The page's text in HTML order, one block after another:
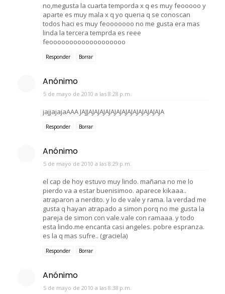
no,megusta la cuarta temporda x q es muy feooooo y
aparte es muy mala x q yo queria q se conoscan
todos haci es muy feooooooo no me gusta era mas
linda la tercera temprda es reee
feooooooooooooooooooo
Responder Borrar
Anónimo
5 de mayo de 2010 a las 8:28 p.m.
jajjajajaAAA JAJJAJAJAJAJAJAJAJAJAJAJAJAJAJA
Responder Borrar
Anónimo
5 de mayo de 2010 a las 8:29 p.m.
el cap de hoy estuvo muy lindo. mañana no me lo
pierdo va a estar buenisimoo. aparece kikaaa..
atraparon a nerdito. y lo de vale y rama. la verdad me
gusta q hayan atrapado a simon porq no me gusta la
pareja de simon con vale.vale con ramaaa. y todo
esta lindo.me encanta casi angeles. pobre espranza.
es la q mas sufre.. (graciela)
Responder Borrar
Anónimo
5 de mayo de 2010 a las 8:38 p.m.